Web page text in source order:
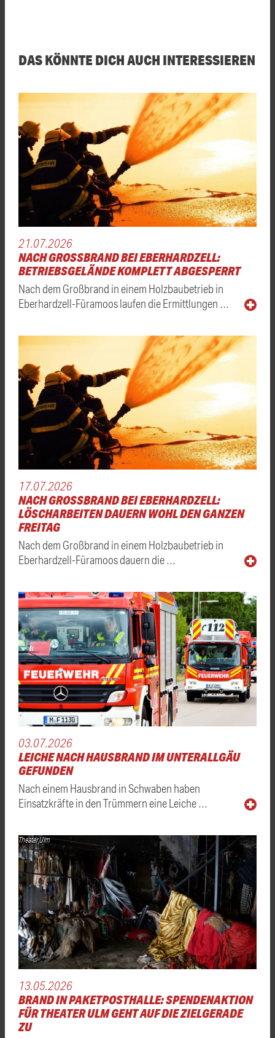
DAS KÖNNTE DICH AUCH INTERESSIEREN
21.07.2026
NACH GROSSBRAND BEI EBERHARDZELL: B
ETRIEBSGELÄNDE KOMPLETT ABGESPERRT
Nach dem Großbrand in einem Holzbaubetrieb in
Eberhardzell-Füramoos laufen die Ermittlungen …
17.07.2026
NACH GROSSBRAND BEI EBERHARDZELL: L
ÖSCHARBEITEN DAUERN WOHL DEN GANZEN F
REITAG
Nach dem Großbrand in einem Holzbaubetrieb in
Eberhardzell-Füramoos dauern die …
03.07.2026
LEICHE NACH HAUSBRAND IM UNTERALLGÄU
GEFUNDEN
Nach einem Hausbrand in Schwaben haben
Einsatzkräfte in den Trümmern eine Leiche …
Theater Ulm
13.05.2026
BRAND IN PAKETPOSTHALLE: SPENDENAKTION
FÜR THEATER ULM GEHT AUF DIE ZIELGERADE
ZU